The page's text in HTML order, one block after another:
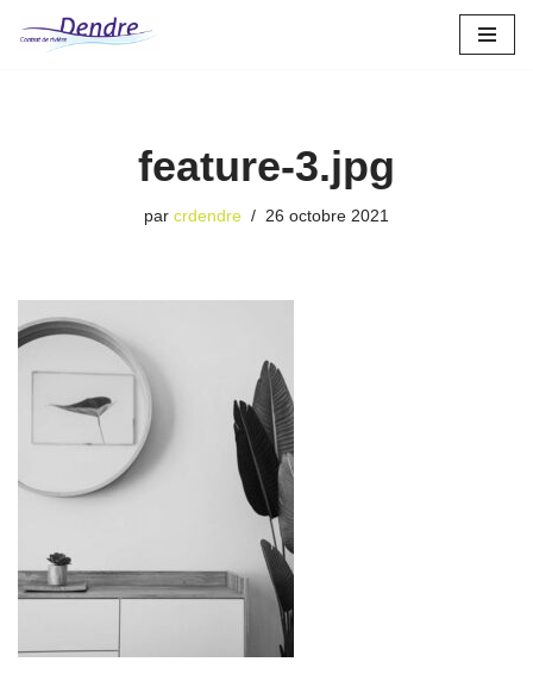
feature-3.jpg
par crdendre 26 octobre 2021